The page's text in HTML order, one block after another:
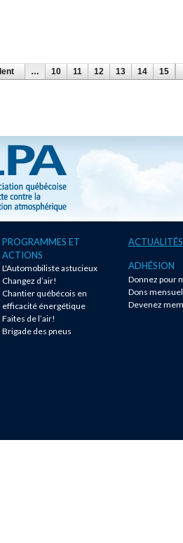
… 10 11 12 13 14 15
PROGRAMMES ET
ACTIONS
L'Automobiliste astucieux
Changez d’air!
Chantier québécois en
efficacité énergétique
Faites de l’air!
Brigade des pneus
ACTUALITÉS
ADHÉSION
Donnez pour
Dons
Devenez